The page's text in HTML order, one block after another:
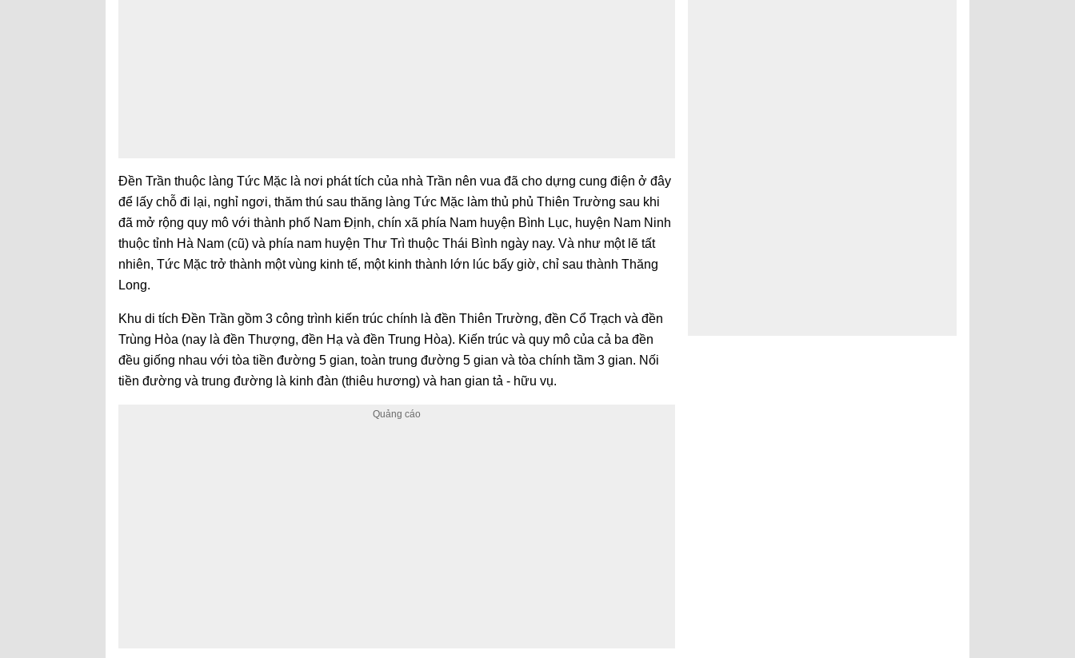
Đền Trần thuộc làng Tức Mặc là nơi phát tích của nhà Trần nên vua đã cho dựng cung điện ở đây
để lấy chỗ đi lại, nghỉ ngơi, thăm thú sau thăng làng Tức Mặc làm thủ phủ Thiên Trường sau khi
đã mở rộng quy mô với thành phố Nam Định, chín xã phía Nam huyện Bình Lục, huyện Nam Ninh
thuộc tỉnh Hà Nam (cũ) và phía nam huyện Thư Trì thuộc Thái Bình ngày nay. Và như một lẽ tất
nhiên, Tức Mặc trở thành một vùng kinh tế, một kinh thành lớn lúc bấy giờ, chỉ sau thành Thăng
Long.
Khu di tích Đền Trần gồm 3 công trình kiến trúc chính là đền Thiên Trường, đền Cổ Trạch và đền
Trùng Hòa (nay là đền Thượng, đền Hạ và đền Trung Hòa). Kiến trúc và quy mô của cả ba đền
đều giống nhau với tòa tiền đường 5 gian, toàn trung đường 5 gian và tòa chính tầm 3 gian. Nối
tiền đường và trung đường là kinh đàn (thiêu hương) và han gian tả - hữu vụ.